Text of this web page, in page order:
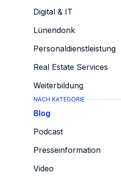
Digital & IT
Lünendonk
Personaldienstleistung
Real Estate Services
Weiterbildung
NACH KATEGORIE
Blog
Podcast
Presseinformation
Video